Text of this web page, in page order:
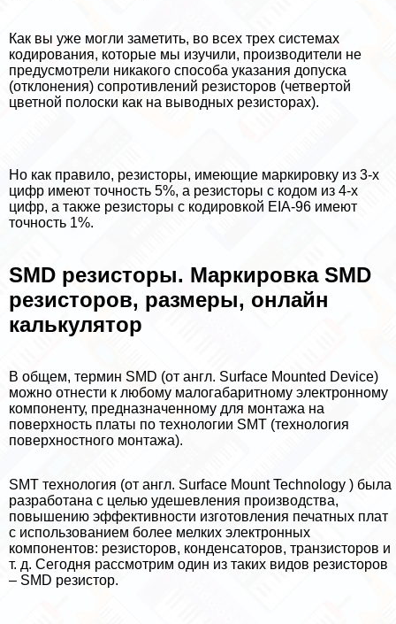
Как вы уже могли заметить, во всех трех системах
кодирования, которые мы изучили, производители не
предусмотрели никакого способа указания допуска
(отклонения) сопротивлений резисторов (четвертой
цветной полоски как на выводных резисторах).
Но как правило, резисторы, имеющие маркировку из 3-х
цифр имеют точность 5%, а резисторы с кодом из 4-х
цифр, а также резисторы с кодировкой EIA-96 имеют
точность 1%.
SMD резисторы. Маркировка SMD
резисторов, размеры, онлайн
калькулятор
В общем, термин SMD (от англ. Surface Mounted Device)
можно отнести к любому малогабаритному электронному
компоненту, предназначенному для монтажа на
поверхность платы по технологии SMT (технология
поверхностного монтажа).
SMT технология (от англ. Surface Mount Technology ) была
разработана с целью удешевления производства,
повышению эффективности изготовления печатных плат
с использованием более мелких электронных
компонентов: резисторов, конденсаторов, транзисторов и
т. д. Сегодня рассмотрим один из таких видов резисторов
– SMD резистор.